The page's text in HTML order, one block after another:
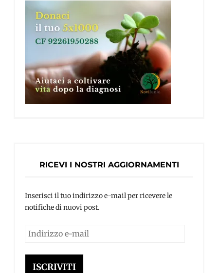
RICEVI I NOSTRI AGGIORNAMENTI
Inserisci il tuo indirizzo e-mail per ricevere le
notifiche di nuovi post.
Indirizzo
mail
ISCRIVITI